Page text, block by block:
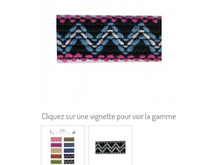
Cliquez sur une vignette pour voir la gamme